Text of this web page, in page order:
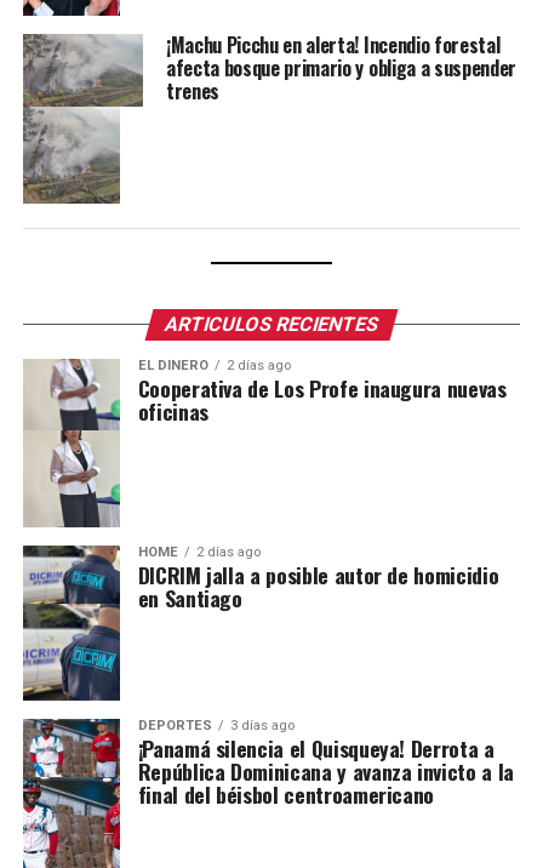
¡Machu Picchu en alerta! Incendio forestal
afecta bosque primario y obliga a suspender
trenes
ARTICULOS RECIENTES
EL DINERO 2 días ago
Cooperativa de Los Profe inaugura nuevas
oficinas
HOME 2 días ago
DICRIM jalla a posible autor de homicidio
en Santiago
DEPORTES 3 días ago
¡Panamá silencia el Quisqueya! Derrota a
República Dominicana y avanza invicto a la
final del béisbol centroamericano